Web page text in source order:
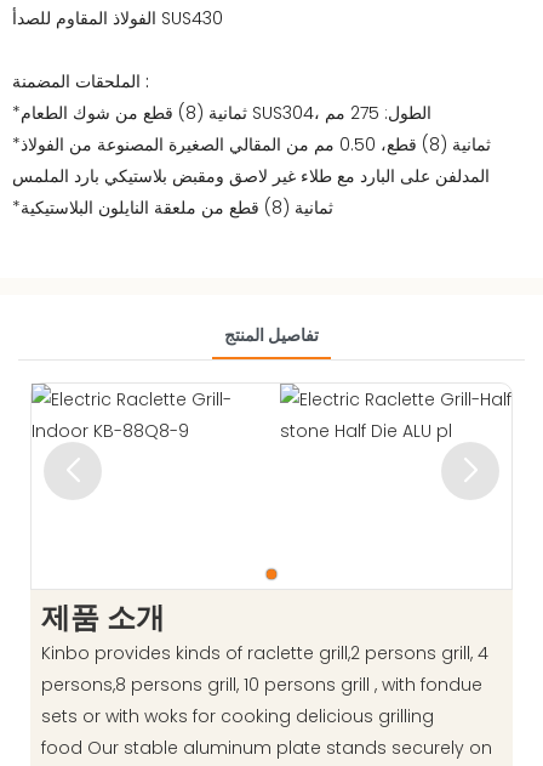
الفولاذ المقاوم للصدأ SUS430
الملحقات المضمنة :
*ثمانية (8) قطع، 0.50 مم من المقالي الصغيرة المصنوعة من الفولاذ
*ثمانية (8) قطع من ملعقة النايلون البلاستيكية
تفاصيل المنتج
제품 소개
Kinbo provides kinds of raclette grill,2 persons grill, 4
persons,8 persons grill, 10 persons grill , with fondue
sets or with woks for cooking delicious grilling
food Our stable aluminum plate stands securely on